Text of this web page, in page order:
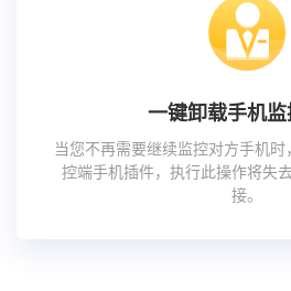
一键卸载手机
当您不再需要继续监控对方手机
控端手机插件，执行此操作将失
接。